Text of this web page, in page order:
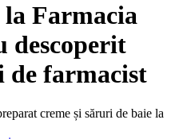
la Farmacia
descoperit
de farmacist
creme și săruri de baie la